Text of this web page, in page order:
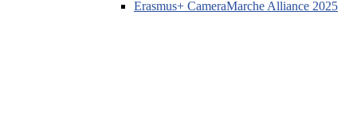
Erasmus+ CameraMarche Alliance 2025